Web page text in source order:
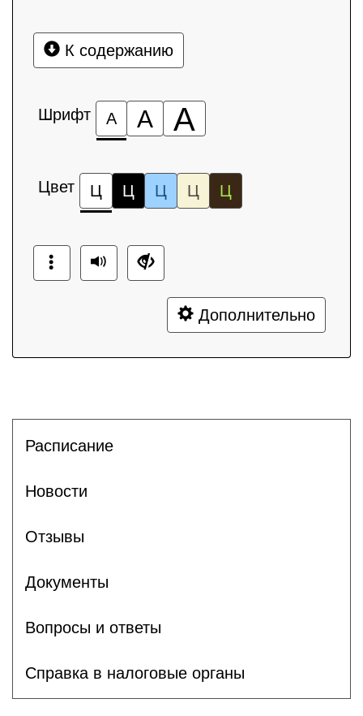
К содержанию
Шрифт А А А
Цвет Ц Ц Ц Ц Ц
Дополнительно
Расписание
Новости
Отзывы
Документы
Вопросы и ответы
Справка в налоговые органы